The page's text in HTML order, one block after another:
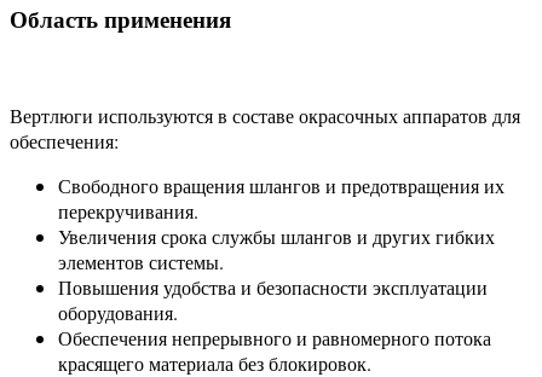
Область применения
Вертлюги используются в составе окрасочных аппаратов для
обеспечения:
Свободного вращения шлангов и предотвращения их
перекручивания.
Увеличения срока службы шлангов и других гибких
элементов системы.
Повышения удобства и безопасности эксплуатации
оборудования.
Обеспечения непрерывного и равномерного потока
красящего материала без блокировок.